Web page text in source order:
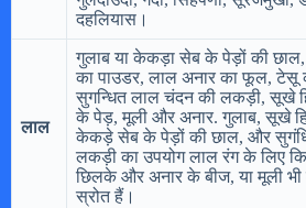
दहलियास।
लाल
गुलाब या केकड़ा सेब के पेड़ों की
का पाउडर, लाल अनार का फूल, टेसू
सुगन्धित लाल चंदन की लकड़ी, सूखे
के पेड़, मूली और अनार. गुलाब, सूखे
केकड़े सेब के पेड़ों की छाल, और
लकड़ी का उपयोग लाल रंग के लिए
छिलके और अनार के बीज, या मूली
स्रोत हैं।